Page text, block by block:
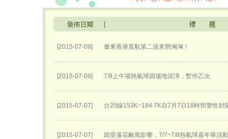
[2015-07-09] 臺東香港直航第二波來勢洶洶！
[2015-07-09] 7/9上午場熱氣球因場地泥濘，暫停乙次
[2015-07-07] 台20線153K~184.7K自7月7日18時預警性封
[2015-07-07] 因受蓮花颱風影響，7/7~7/8熱氣球嘉年華活